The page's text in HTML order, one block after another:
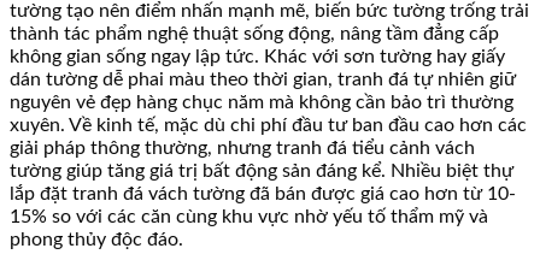
tường tạo nên điểm nhấn mạnh mẽ, biến bức tường trống trải
thành tác phẩm nghệ thuật sống động, nâng tầm đẳng cấp
không gian sống ngay lập tức. Khác với sơn tường hay giấy
dán tường dễ phai màu theo thời gian, tranh đá tự nhiên giữ
nguyên vẻ đẹp hàng chục năm mà không cần bảo trì thường
xuyên. Về kinh tế, mặc dù chi phí đầu tư ban đầu cao hơn các
giải pháp thông thường, nhưng tranh đá tiểu cảnh vách
tường giúp tăng giá trị bất động sản đáng kể. Nhiều biệt thự
lắp đặt tranh đá vách tường đã bán được giá cao hơn từ 10-
15% so với các căn cùng khu vực nhờ yếu tố thẩm mỹ và
phong thủy độc đáo.